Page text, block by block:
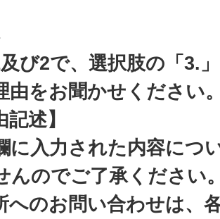
び2で、選択肢の「3.
由をお聞かせください
記述】
に入力された内容につ
んのでご了承ください
へのお問い合わせは、